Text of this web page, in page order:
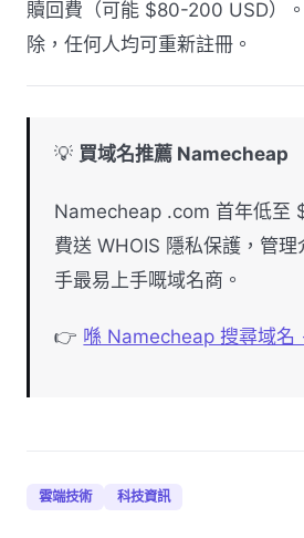
贖回費（可能 $80-200 USD）
除，任何人均可重新註冊。
💡 買域名推薦 Namecheap
Namecheap .com 首年低至
費送 WHOIS 隱私保護，管
手最易上手嘅域名商。
👉 喺 Namecheap 搜尋域
雲端技術 科技資訊